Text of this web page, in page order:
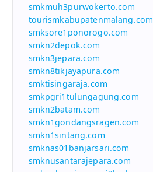
smkmuh3purwokerto.com
tourismkabupatenmalang.com
smksore1ponorogo.com
smkn2depok.com
smkn3jepara.com
smkn8tikjayapura.com
smktisingaraja.com
smkpgri1tulungagung.com
smkn2batam.com
smkn1gondangsragen.com
smkn1sintang.com
smknas01banjarsari.com
smknusantarajepara.com